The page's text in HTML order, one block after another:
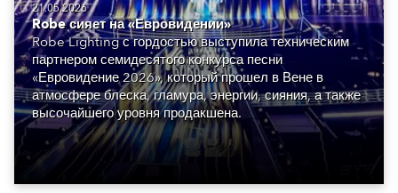
21.05.2026
Robe сияет на «Евровидении»
Robe Lighting с гордостью выступила техническим
партнером семидесятого конкурса песни
«Евровидение 2026», который прошел в Вене в
атмосфере блеска, гламура, энергии, сияния, а также
высочайшего уровня продакшена.